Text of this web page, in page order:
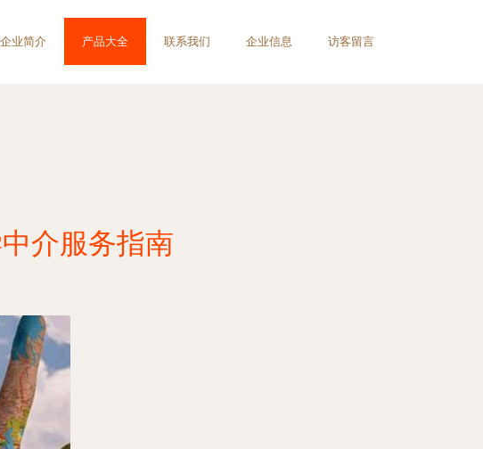
企业简介 产品大全 联系我们 企业信息 访客留言
介服务指南